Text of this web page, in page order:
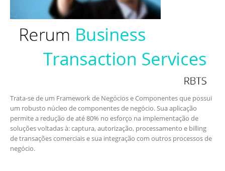
Trata-se de um Framework de Negócios e Componentes que possui
um robusto núcleo de componentes de negócio. Sua aplicação
permite a redução de até 80% no esforço na implementação de
soluções voltadas à: captura, autorização, processamento e billing
de transações comerciais e sua integração com outros processos de
negócio.